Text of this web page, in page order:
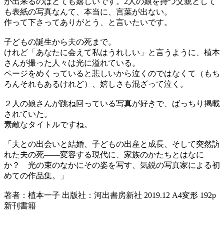
も表紙の写真なんて、本当に、言葉が出ない。
作って下さってありがとう、と言いたいです。
子どもの誕生から夫の死まで。
けれど「あなたに会えて私はうれしい」と言うように、植本
さんが撮った人々は光に溢れている。
ページをめくっていると悲しいから泣くのではなくて（もち
ろんそれもあるけれど）、嬉しさも混ざって泣く。
２人の娘さんが跳ね回っている写真が好きで、ばっちり掲載
されていた。
素敵なタイトルですね。
「夫との出会いと結婚、子どもの出産と成長、そして突然訪
れた夫の死――変容する現代に、家族のかたちとはなに
か？ 光の束のなかにその姿を写す、気鋭の写真家による初
めての作品集。」
著者：植本一子 出版社：河出書房新社 2019.12 A4変形 192p
新刊書籍